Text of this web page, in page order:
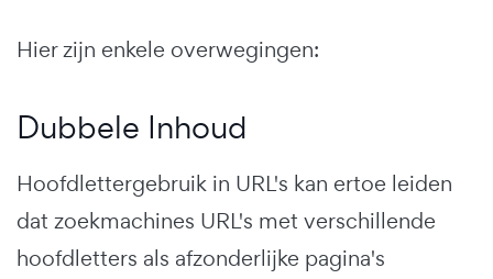
Hier zijn enkele overwegingen:
Dubbele Inhoud
Hoofdlettergebruik in URL's kan ertoe leiden
dat zoekmachines URL's met verschillende
hoofdletters als afzonderlijke pagina's